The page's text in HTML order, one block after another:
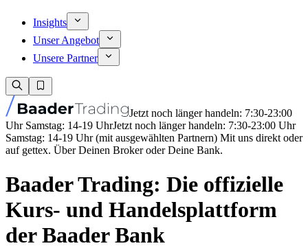
Insights
Unser Angebot
Unsere Partner
Jetzt noch länger handeln: 7:30-23:00
Uhr Samstag: 14-19 UhrJetzt noch länger handeln: 7:30-23:00 Uhr
Samstag: 14-19 Uhr (mit ausgewählten Partnern) Mit uns direkt oder
auf gettex. Über Deinen Broker oder Deine Bank.
Baader Trading: Die offizielle
Kurs- und Handelsplattform
der Baader Bank